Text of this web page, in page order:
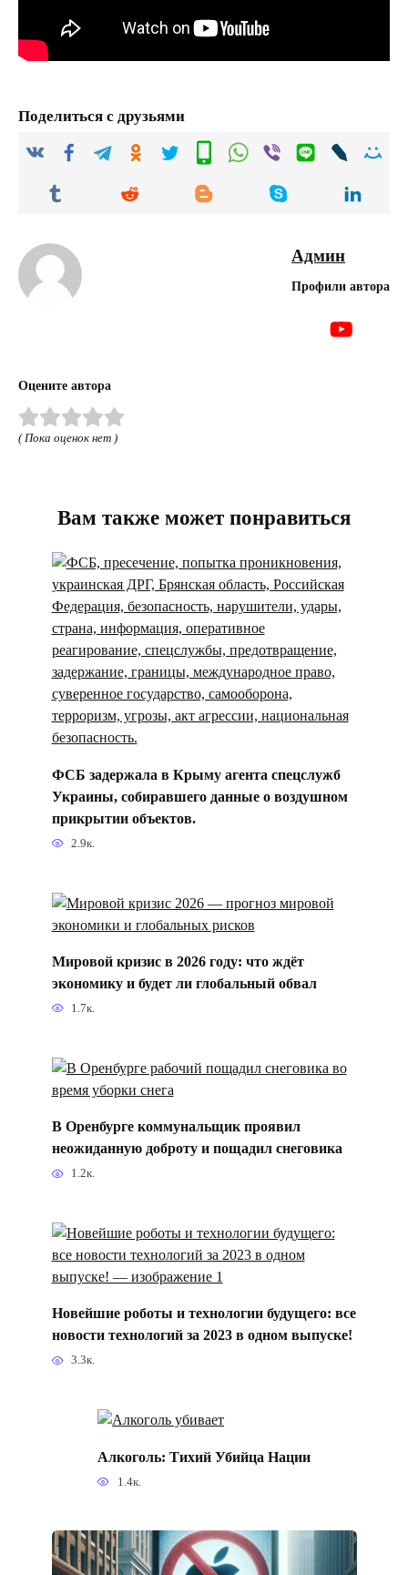
Поделиться с друзьями
Админ
Профили автора
Оцените автора
( Пока оценок нет )
Вам также может понравиться
ФСБ задержала в Крыму агента спецслужб
Украины, собиравшего данные о воздушном
прикрытии объектов.
2.9к.
Мировой кризис в 2026 году: что ждёт
экономику и будет ли глобальный обвал
1.7к.
В Оренбурге коммунальщик проявил
неожиданную доброту и пощадил снеговика
1.2к.
Новейшие роботы и технологии будущего: все
новости технологий за 2023 в одном выпуске!
3.3к.
Алкоголь: Тихий Убийца Нации
1.4к.